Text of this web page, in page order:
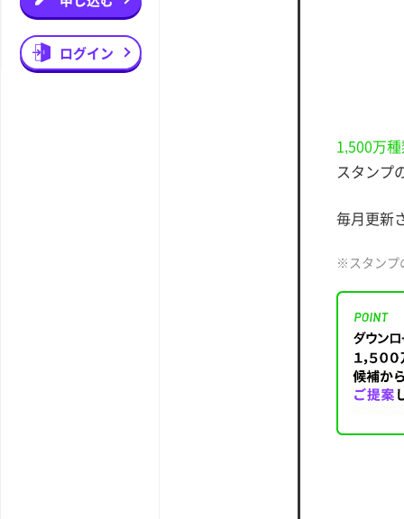
ログイン
1,500万
スタンプ
毎月更新
※スタンプ